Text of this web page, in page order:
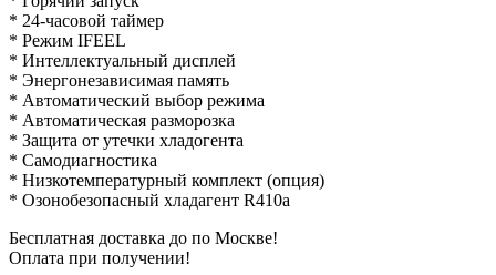
* 24-часовой таймер
* Режим IFEEL
* Интеллектуальный дисплей
* Энергонезависимая память
* Автоматический выбор режима
* Автоматическая разморозка
* Защита от утечки хладогента
* Самодиагностика
* Низкотемпературный комплект (опция)
* Озонобезопасный хладагент R410a
Бесплатная доставка до по Москве!
Оплата при получении!